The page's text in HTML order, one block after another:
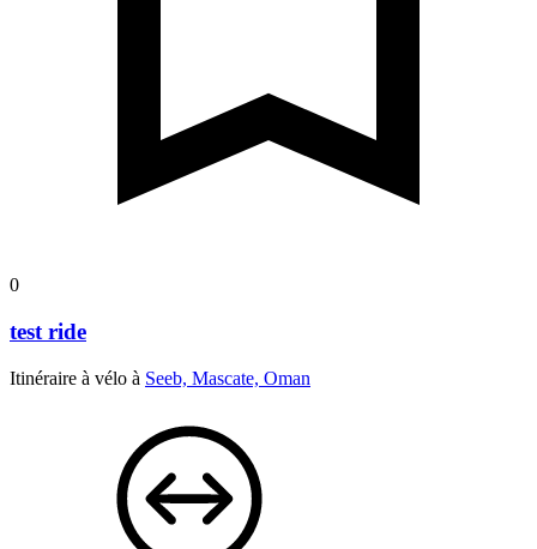
0
test ride
Itinéraire à vélo à Seeb, Mascate, Oman